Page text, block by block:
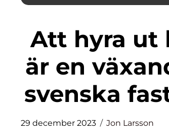
Att hyra ut bostad till företag
är en
svenska
29 december 2023 Jon Larsson